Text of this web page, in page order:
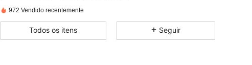
4,66
972 Vendido recentemente
Todos os itens Seguir